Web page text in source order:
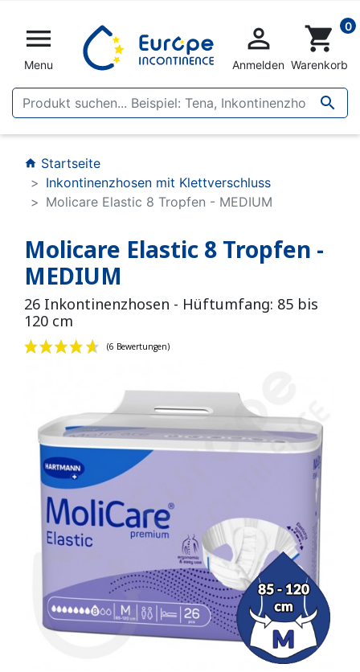

Menu


Anmelden
shopping_cart 0
Warenkorb
home Startseite
Inkontinenzhosen mit Klettverschluss
Molicare Elastic 8 Tropfen - MEDIUM
Molicare Elastic 8 Tropfen -
MEDIUM
26 Inkontinenzhosen - Hüftumfang: 85 bis
120 cm
(6 Bewertungen)